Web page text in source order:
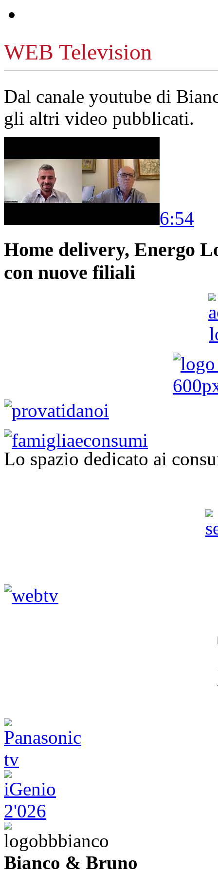
WEB Television
Dal canale youtube di
gli altri video pubblicati.
6:54
Home delivery, Energo
con nuove filiali
Lo spazio dedicato ai
Bianco & Bruno